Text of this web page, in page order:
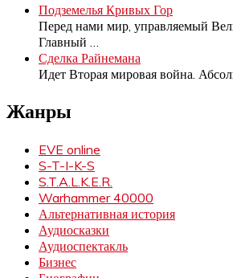
Подземелья Кривых Гор
Перед нами мир, управляемый
Главный
Сделка Райнемана
Идет Вторая мировая война.
Жанры
EVE online
S-T-I-K-S
S.T.A.L.K.E.R.
Warhammer 40000
Альтернативная история
Аудиосказки
Аудиоспектакль
Бизнес